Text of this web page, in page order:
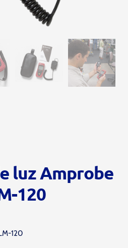
luz Amprobe
120
120